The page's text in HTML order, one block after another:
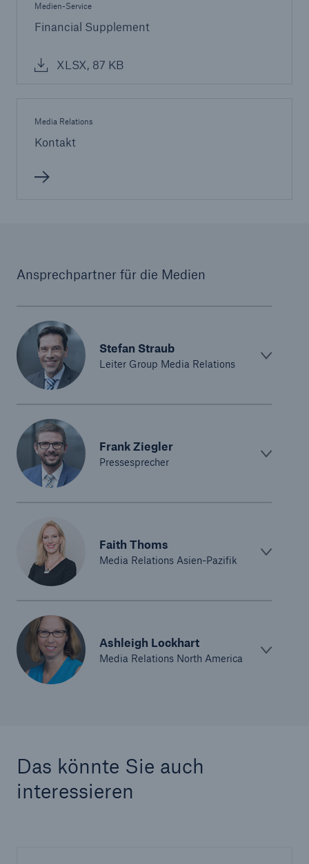
Medien-Service
Financial Supplement
XLSX, 87 KB
Media Relations
Kontakt
Ansprechpartner für die Medien
Stefan Straub
Leiter Group Media Relations
Frank Ziegler
Pressesprecher
Faith Thoms
Media Relations Asien-Pazifik
Ashleigh Lockhart
Media Relations North America
Das könnte Sie auch
interessieren